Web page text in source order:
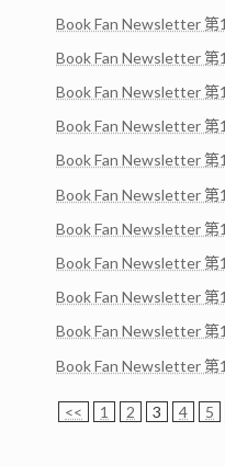
Book Fan Newsletter 第
Book Fan Newsletter 第
Book Fan Newsletter 第
Book Fan Newsletter 第
Book Fan Newsletter 第
Book Fan Newsletter 第
Book Fan Newsletter 第
Book Fan Newsletter 第
Book Fan Newsletter 第
Book Fan Newsletter 第
Book Fan Newsletter 第
<< 1 2 3 4 5